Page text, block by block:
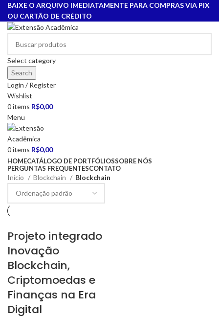
BAIXE O ARQUIVO IMEDIATAMENTE PARA COMPRAS VIA PIX
OU CARTÃO DE CRÉDITO
Select category
Search
Login / Register
Wishlist
0items R$0,00
Menu
0items R$0,00
HOMECATÁLOGO DE PORTFÓLIOSSOBRE NÓS
PERGUNTAS FREQUENTESCONTATO
Início Blockchain Blockchain
Projeto integrado
Inovação
Blockchain,
Criptomoedas e
Finanças na Era
Digital